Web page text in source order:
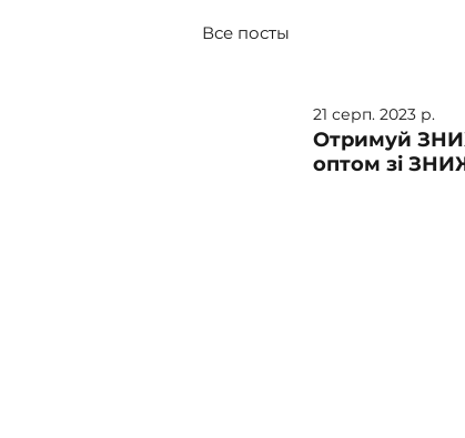
Все посты
Отримуй
оптом зі
21 серп. 2023 р.